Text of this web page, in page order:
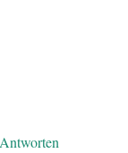
Antworten